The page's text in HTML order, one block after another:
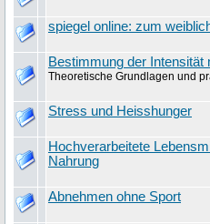
spiegel online: zum
Bestimmung der
Theoretische Grundlagen und
Stress und Heisshunger
Hochverarbeitete
Nahrung
Abnehmen ohne Sport